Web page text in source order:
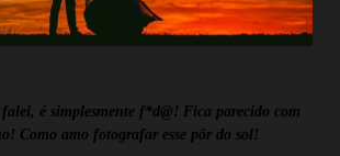
é simplesmente f*d@! Fica parecido com
Como amo fotografar esse pôr do sol!